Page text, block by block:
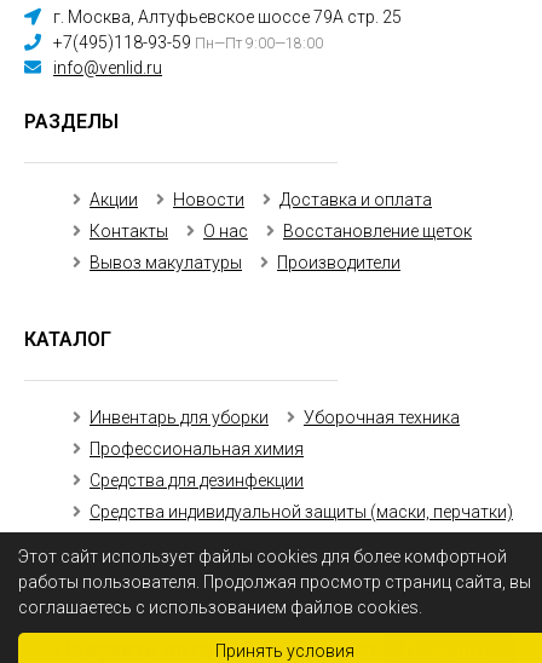
Принять условия
Этот сайт использует файлы cookies для более комфортной
работы пользователя. Продолжая просмотр страниц сайта, вы
соглашаетесь с использованием файлов cookies.
г. Москва, Алтуфьевское шоссе 79А стр. 25
+7(495)118-93-59 Пн—Пт 9:00—18:00
info@venlid.ru
РАЗДЕЛЫ
Акции Новости
Доставка и оплата
Контакты
О нас
Восстановление щеток
Вывоз макулатуры
Производители
КАТАЛОГ
Инвентарь для уборки
Уборочная техника
Профессиональная химия
Средства для дезинфекции
Средства индивидуальной защиты (маски, перчатки)
Получить оптовый прайс-лист